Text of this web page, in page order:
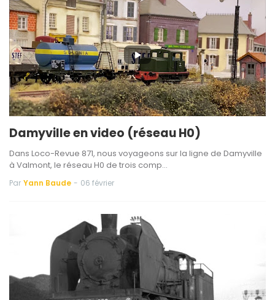
Damyville en video (réseau H0)
Dans Loco-Revue 871, nous voyageons sur la ligne de Damyville
à Valmont, le réseau H0 de trois comp…
Par Yann Baude - 06 février